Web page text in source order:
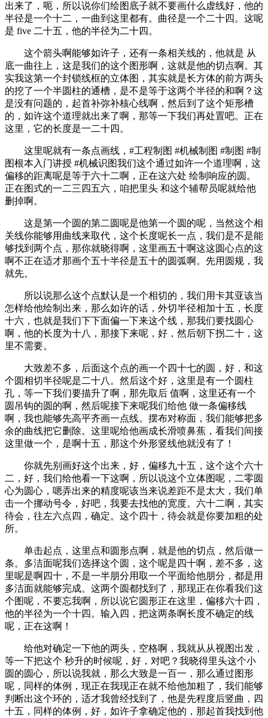
出来了，呃，所以说你们绘图底子就不要画什么虚线好，他的
半径是一个十二，一曲到这里都有。曲径是一个二十四。这呢
是 five 二十五，他的半径为二十四。
这个箭头啊能够如许子，还有一条相关线的，他就是 从
底一曲往上，这是我们的这个图形啊，这就是他的切点啊。其
实我这第一个封锁线框的立体图，其实就是长方体的前方两头
的挖了一个半圆柱的通槽，是不是等于这两个半径的和啊？这
是没有问题的，起首补弥补核心线啊，然后到了这个矩形槽
的，如许这个道理就出来了啊，那等一下我们再处置吧。正在
这里，它的长度是一二十四。
这里呢就有一条点画线，#工程制图 #机械制图 #制图 #制
图根本入门讲授 #机械识图我们这个通过如许一个道理啊，这
偏移的距离呢是等于六十二啊，正在这六处 绘制响应的圆。
正在图式的一二三四五六，咱把里头 和这个辅帮员呢就给他
删掉啊。
这是第一个圆的第二圆呢是他第一个圆的呢，当然这个相
关线你能够用曲线来取代，这个长度呢长一点，我们是不是能
够找到两个点，那你就晓得啊，这里画五十啊这这圆心点的这
啊不正在适才那画个五十半径是五十的圆弧啊。先用圆规，我
就先。
所以说那么这个点默认是一个相切的，我们用卡其亚该当
怎样给他绘制出来，那么如许的话，外切半径相加十五，长度
十六，也就是我们下下面偏一下来这个线，那我们要找圆心
啊，他的长度为十八，那接下来呢，好，然后朝下拐二十，这
里不需要。
大致差不多，后面这个点的画一个四十七的圆，好，和这
个圆相切半径呢是二十八。然后这个好，这里是有一个圆柱
孔，等一下我们要描升了啊，那先取后 值啊，这里还有一个
圆吊钩的圆的啊，然后呢接下来呢我们给他 做一条偏移线
啊，我也能够先高平齐画一点线。摆布对称面，我们能够把多
余的曲线把它删除。这里呢给他画成长滑喷鼻蕉，看我们间接
这里做一个，是啊十五，那这个外形竖线他就没有了！
你就先别画好这个出来，好，偏移九十五，这个这个六十
二，好，我们给他看一下这啊，所以说这个立体图呢，二零圆
心为圆心，嗯弄出来的精度呢该当来说差距不是太大，我们单
击一个挪动号令，好吧，我要去找他的宽度。六十二啊，其实
待会，往左六点四，确定。这个四十，待会就是你要加粗的处
所。
单击起点，这里点和圆形点啊，就是他的切点，然后做一
条。多洁面呢我们选择这个圆，这个呢是四十啊，差不多，这
里呢是啊四十，不是一半朋分用取一个平面给他朋分，都是用
多洁面就能够完成。这两个圆都找到了，那现正在你看我们这
个图呢，不要忘我啊，所以说它圆形正在这里，偏移六十四，
他的半径为一个十四。输入四，把这两条啊长度不确定的线
呢，正在这啊！
给他对确定一下他的两头，空格啊，我就从从视图出发，
等一下把这个 秒升的时候呢，好，对吧？我晓得里头这个小
圆的圆心，所以说我就，那么大致是一百一，那么通过图形
呢，同样的体例，现正在我现正在就不给他加粗了，我们能够
判断出这个环的，适才我曾经找到了，他是先程度后竖曲，四
十五，同样的体例，好，如许子拿确定他的，那起首我找到他